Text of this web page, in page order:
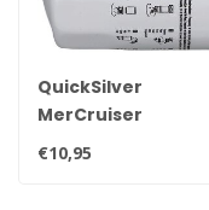
QuickSilver
MerCruiser
Kraftstoff- und
€10,95